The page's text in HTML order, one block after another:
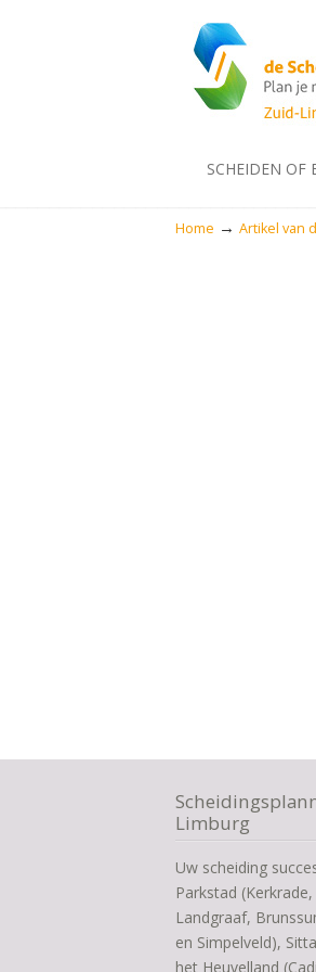
SCHEIDEN OF
Home → Artikel van
Limburg
Uw scheiding
Parkstad
Landgraaf,
en Simpelveld),
het Heuvelland